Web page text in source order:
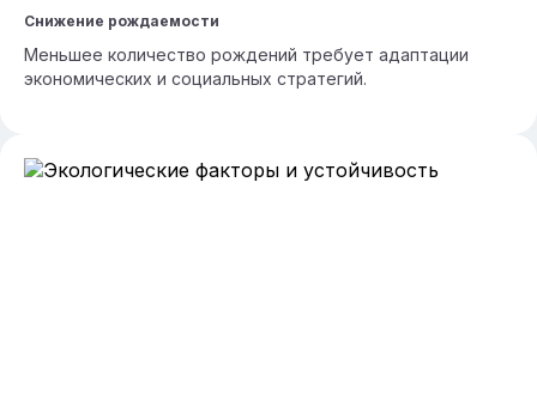
Снижение рождаемости
Меньшее количество рождений требует адаптации
экономических и социальных стратегий.